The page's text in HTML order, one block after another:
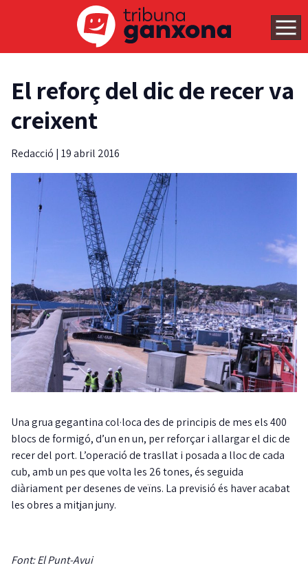
El reforç del dic de recer va
creixent
Redacció | 19 abril 2016
Una grua gegantina col·loca des de principis de mes els 400
blocs de formigó, d’un en un, per reforçar i allargar el dic de
recer del port. L’operació de trasllat i posada a lloc de cada
cub, amb un pes que volta les 26 tones, és seguida
diàriament per desenes de veïns. La previsió és haver acabat
les obres a mitjan juny.
Font: El Punt-Avui